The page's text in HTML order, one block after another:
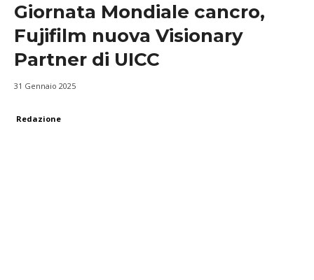
Giornata Mondiale cancro,
Fujifilm nuova Visionary
Partner di UICC
31 Gennaio 2025
Redazione